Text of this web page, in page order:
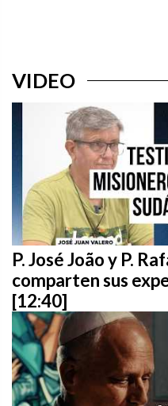
VIDEO
P. José João y P.
comparten sus
[12:40]